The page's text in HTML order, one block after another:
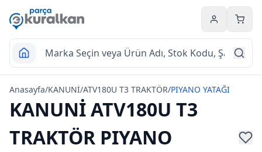
Hesabım
Anasayfa/KANUNİ/ATV180U T3 TRAKTÖR/PIYANO YATAĞI
KANUNİ ATV180U T3
TRAKTÖR PIYANO